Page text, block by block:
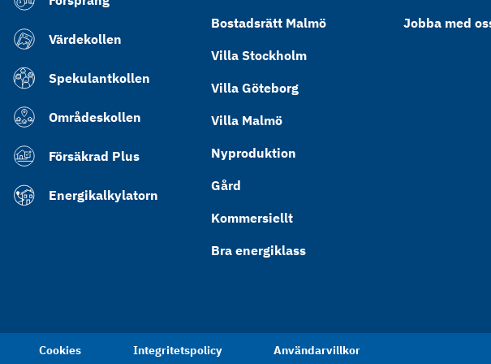
Värdekollen
Spekulantkollen
Områdeskollen
Försäkrad Plus
Energikalkylatorn
Bostadsrätt Malmö
Villa Stockholm
Villa Göteborg
Villa Malmö
Nyproduktion
Gård
Kommersiellt
Bra energiklass
Jobba med
Cookies Integritetspolicy Användarvillkor